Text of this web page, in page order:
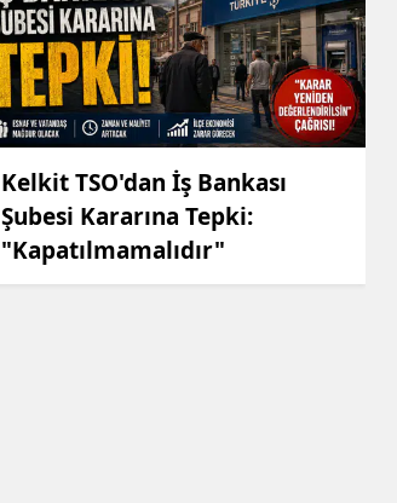
Kelkit TSO'dan İş Bankası
Şubesi Kararına Tepki:
"Kapatılmamalıdır"